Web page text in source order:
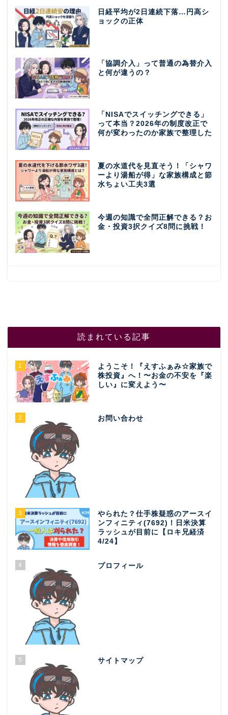
日経平均が2日連続下落…円高シ
ョックの正体
「協調介入」って普通の為替介入
と何が違うの？
「NISAでスイッチングできる」
って本当？2026年の制度改正で
何が変わったのか家族で整理した
夏の水道代を見直そう！「シャワ
ーより湯船が得」な家族構成と節
水ちょい工夫3選
今週の知識で全問正解できる？お
金・投資3択クイズ8問に挑戦！
読まれている記事
1
ようこそ！『えすふぁみ☆家族で
株投資』へ！〜お金の不安を『楽
しい』に変えよう〜
2 お問い合わせ
3
やられた？仕手株疑惑のアースイ
ンフィニティ(7692)！日米決算
ラッシュが目前に【ロキ兄経済
4/24】
4 プロフィール
5 サイトマップ